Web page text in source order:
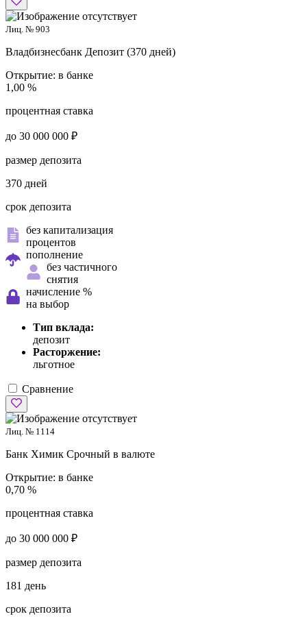
Лиц. № 903
Владбизнесбанк Депозит (370 дней)
Открытие: в банке
1,00 %
процентная ставка
до 30 000 000 ₽
размер депозита
370 дней
срок депозита
без капитализация
процентов
пополнение
без частичного
снятия
начисление %
на выбор
Тип вклада:
депозит
Расторжение:
льготное
Сравнение
Лиц. № 1114
Банк Химик Срочный в валюте
Открытие: в банке
0,70 %
процентная ставка
до 30 000 000 ₽
размер депозита
181 день
срок депозита